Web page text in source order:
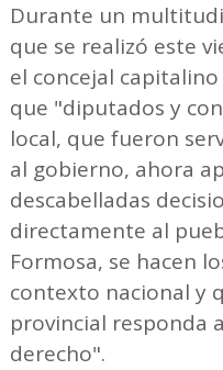
Durante un
que se realizó este
el concejal
que "diputados y
local, que fueron
al gobierno, ahora
descabelladas
directamente al
Formosa, se hacen
contexto nacional y
provincial responda
derecho".